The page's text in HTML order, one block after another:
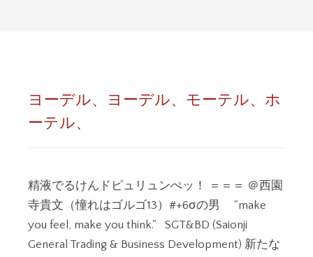
ヨーデル、ヨーデル、モーテル、ホ
ーテル、
精液でるけんドピュリュンぺッ！ ＝＝＝ ＠西園
寺貴文（憧れはゴルゴ13）#+6σの男 "make
you feel, make you think." SGT&BD (Saionji
General Trading & Business Development) 新たな